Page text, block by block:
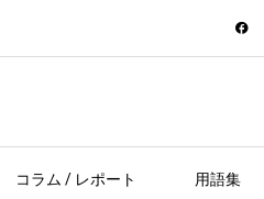
コラム / レポート 用語集